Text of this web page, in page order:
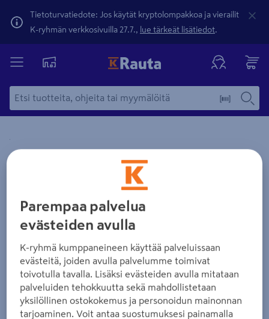
Tietoturvatiedote: Jos käytät kryptolompakkoa ja vierailit
K-ryhmän verkkosivuilla 27.7., lue tärkeät lisätiedot.
Yksityiskohtainen kuvaus löytyy Tuotteen kuvaus -
Zoomaa kuvaa sormilla kosketusnäytöllä
Parempaa palvelua
evästeiden avulla
K-ryhmä kumppaneineen käyttää palveluissaan
evästeitä, joiden avulla palvelumme toimivat
toivotulla tavalla. Lisäksi evästeiden avulla mitataan
palveluiden tehokkuutta sekä mahdollistetaan
yksilöllinen ostokokemus ja personoidun mainonnan
tarjoaminen. Voit antaa suostumuksesi painamalla